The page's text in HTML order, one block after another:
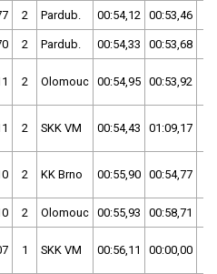
2 Pardub. 00:54,12 00:53,46
2 Pardub. 00:54,33 00:53,68
2 Olomouc 00:54,95 00:53,92
2 SKK VM 00:54,43 01:09,17
2 KK Brno 00:55,90 00:54,77
2 Olomouc 00:55,93 00:58,71
1 SKK VM 00:56,11 00:00,00